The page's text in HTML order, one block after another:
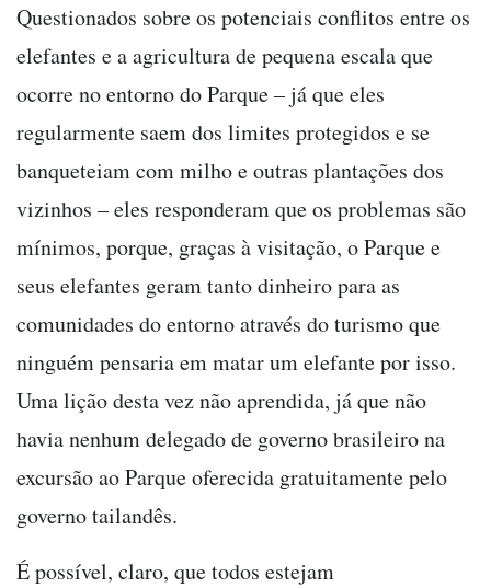
Questionados sobre os potenciais conflitos entre os
elefantes e a agricultura de pequena escala que
ocorre no entorno do Parque – já que eles
regularmente saem dos limites protegidos e se
banqueteiam com milho e outras plantações dos
vizinhos – eles responderam que os problemas são
mínimos, porque, graças à visitação, o Parque e
seus elefantes geram tanto dinheiro para as
comunidades do entorno através do turismo que
ninguém pensaria em matar um elefante por isso.
Uma lição desta vez não aprendida, já que não
havia nenhum delegado de governo brasileiro na
excursão ao Parque oferecida gratuitamente pelo
governo tailandês.
É possível, claro, que todos estejam